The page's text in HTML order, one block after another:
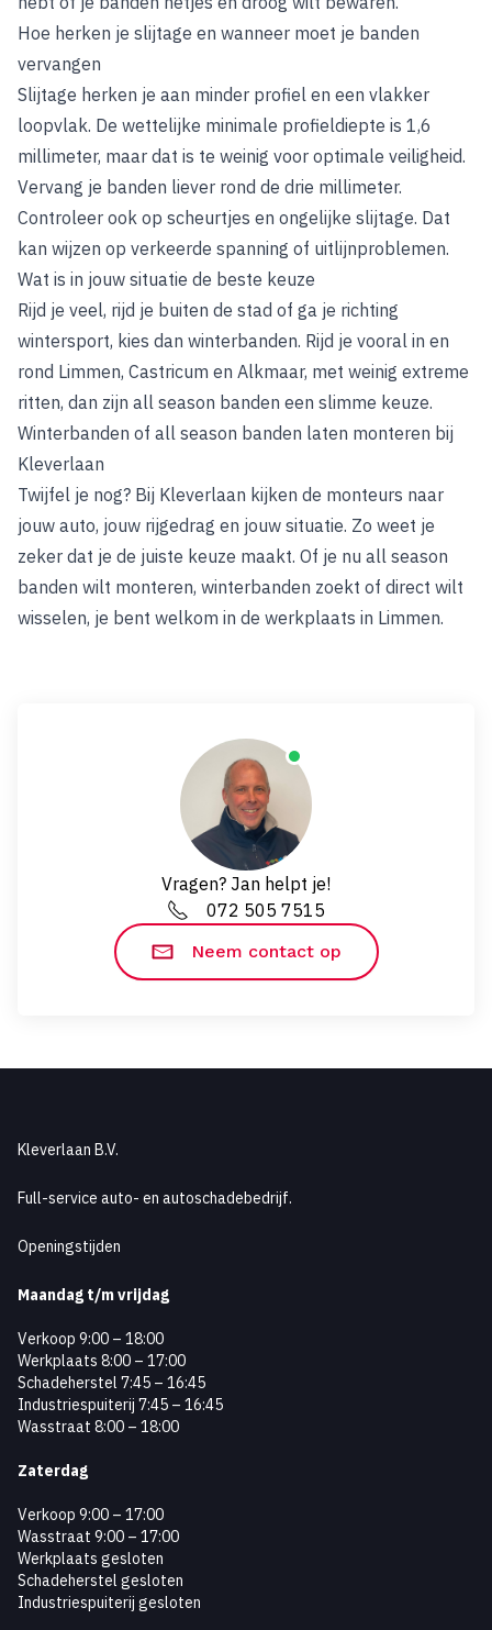
Hoe herken je slijtage en wanneer moet je banden
vervangen
Slijtage herken je aan minder profiel en een vlakker
loopvlak. De wettelijke minimale profieldiepte is 1,6
millimeter, maar dat is te weinig voor optimale veiligheid.
Vervang je banden liever rond de drie millimeter.
Controleer ook op scheurtjes en ongelijke slijtage. Dat
kan wijzen op verkeerde spanning of uitlijnproblemen.
Wat is in jouw situatie de beste keuze
Rijd je veel, rijd je buiten de stad of ga je richting
wintersport, kies dan winterbanden. Rijd je vooral in en
rond Limmen, Castricum en Alkmaar, met weinig extreme
ritten, dan zijn all season banden een slimme keuze.
Winterbanden of all season banden laten monteren bij
Kleverlaan
Twijfel je nog? Bij Kleverlaan kijken de monteurs naar
jouw auto, jouw rijgedrag en jouw situatie. Zo weet je
zeker dat je de juiste keuze maakt. Of je nu all season
banden wilt monteren, winterbanden zoekt of direct wilt
wisselen, je bent welkom in de werkplaats in Limmen.
Vragen? Jan helpt je!
072 505 7515
Neem contact op
Kleverlaan B.V.
Full-service auto- en autoschadebedrijf.
Openingstijden
Maandag t/m vrijdag
Verkoop 9:00 – 18:00
Werkplaats 8:00 – 17:00
Schadeherstel 7:45 – 16:45
Industriespuiterij 7:45 – 16:45
Wasstraat 8:00 – 18:00
Zaterdag
Verkoop 9:00 – 17:00
Wasstraat 9:00 – 17:00
Werkplaats gesloten
Schadeherstel gesloten
Industriespuiterij gesloten